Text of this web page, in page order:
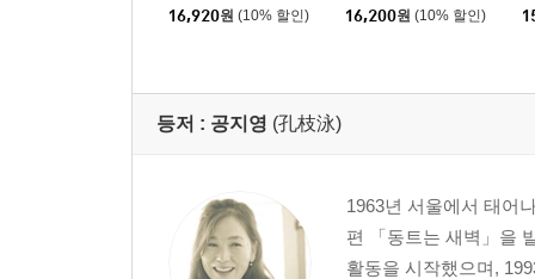
16,920원 (10% 할인) 16,200원 (10% 할인)
등저 : 공지영 (孔枝泳)
1963년 서울에서 태어
편 「동트는 새벽」을
활동을 시작했으며,